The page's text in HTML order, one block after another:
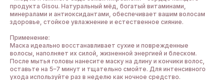
продукта Gisou. Натуральный мёд, богатый витаминами,
минералами и антиоксидантами, обеспечивает вашим волосам
здоровье, стойкое увлажнение и естественное сияние.
Применение:
Маска идеально восстанавливает сухие и поврежденные
волосы, наполняет их силой, жизненной энергией и блеском.
После мытья головы нанесите маску на длину и кончики волос,
оставьте на 5–7 минут и тщательно смойте. Для интенсивного
ухода используйте раз в неделю как ночное средство.